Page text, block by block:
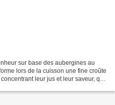
sur base des aubergines au
lors de la cuisson une fine croûte
leur jus et leur saveur, qui